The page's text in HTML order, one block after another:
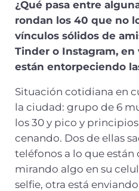
¿Qué pasa entre
rondan los 40 que no
vínculos sólidos de
Tinder o Instagram, en
están entorpeciendo
Situación cotidiana en
la ciudad: grupo de 6
los 30 y pico y
cenando. Dos de ellas
teléfonos a lo que están
mirando algo en su
selfie, otra está